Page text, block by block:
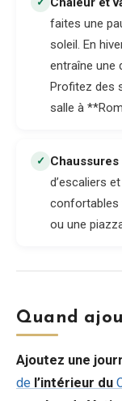
faites une
soleil. En
entraîne une
Profitez des
salle à
✓ Chaussures
d’escaliers
confortables
ou une
Quand
Ajoutez une
de l’intérieur du